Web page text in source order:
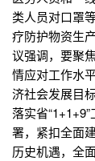
类人员对口罩
疗防护物资生
议强调，要聚
情应对工作水
济社会发展目
落实省
署，紧扣全面
历史机遇，全